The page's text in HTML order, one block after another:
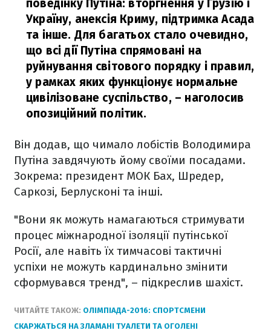
поведінку Путіна: вторгнення у Грузію і
Україну, анексія Криму, підтримка Асада
та інше. Для багатьох стало очевидно,
що всі дії Путіна спрямовані на
руйнування світового порядку і правил,
у рамках яких функціонує нормальне
цивілізоване суспільство, – наголосив
опозиційний політик.
Він додав, що чимало лобістів Володимира
Путіна завдячують йому своїми посадами.
Зокрема: президент МОК Бах, Шредер,
Саркозі, Берлусконі та інші.
"Вони як можуть намагаються стримувати
процес міжнародної ізоляції путінської
Росії, але навіть їх тимчасові тактичні
успіхи не можуть кардинально змінити
сформувався тренд", – підкреслив шахіст.
ЧИТАЙТЕ ТАКОЖ: ОЛІМПІАДА-2016: СПОРТСМЕНИ
СКАРЖАТЬСЯ НА ЗЛАМАНІ ТУАЛЕТИ ТА ОГОЛЕНІ